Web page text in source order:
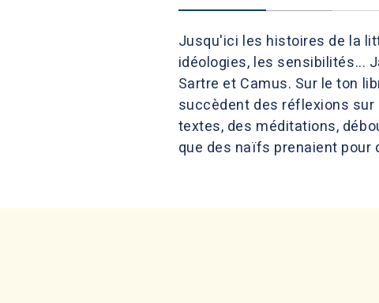
Jusqu'ici les histoires de la
idéologies, les sensibilités...
Sartre et Camus. Sur le ton
succèdent des réflexions
textes, des méditations,
que des naïfs prenaient pour